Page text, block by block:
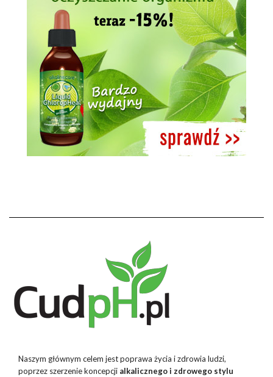
Naszym głównym celem jest poprawa życia i zdrowia ludzi,
poprzez szerzenie koncepcji alkalicznego i zdrowego stylu